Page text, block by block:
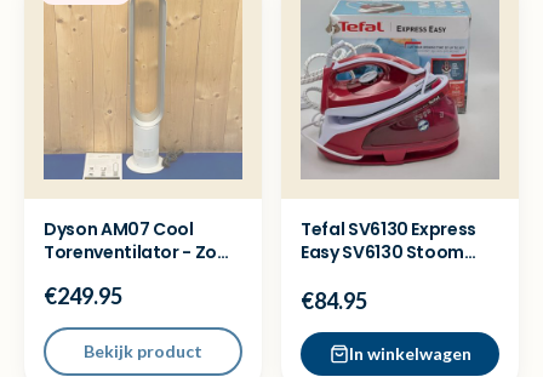
Dyson AM07 Cool
Torenventilator - Zo
€249.95
Bekijk product
Tefal SV6130 Express
Easy SV6130 Stoom
€84.95
In winkelwagen